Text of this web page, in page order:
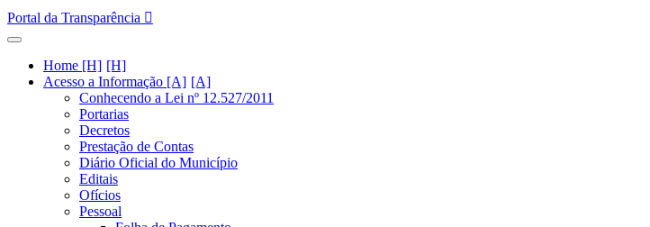
Portal da Transparência
Home [H]
Acesso a Informação [A]
Conhecendo a Lei nº 12.527/2011
Portarias
Decretos
Prestação de Contas
Diário Oficial do Município
Editais
Ofícios
Pessoal